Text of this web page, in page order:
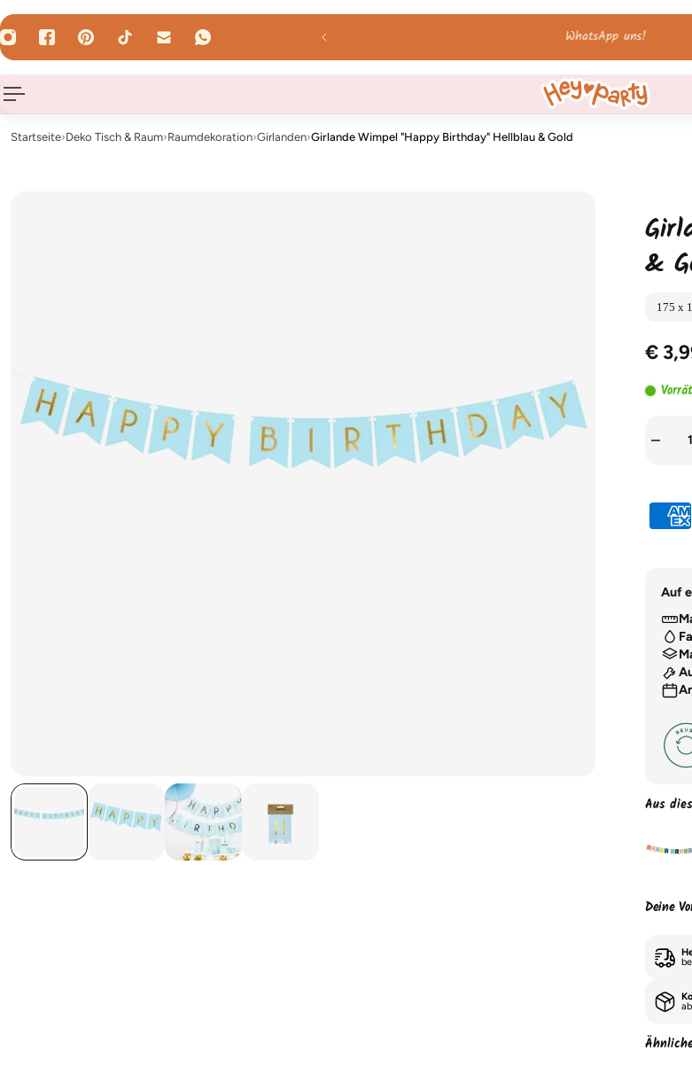
SPRINGEN
uns : hallo@hey-party.de WhatsApp uns!
Startseite›Deko Tisch & Raum›Raumdekoration›Girlanden›Girlande Wimpel "Happy Birthday" Hellblau & Gold
&
175 x
€
Auf
Aus
Deine